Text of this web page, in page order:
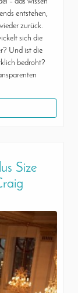
entstehen,
zurück.
sich die
Und ist die
bedroht?
Size